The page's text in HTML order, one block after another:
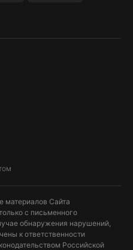
материалов Сайта
с письменного
обнаружения нарушений,
к ответственности
Российской